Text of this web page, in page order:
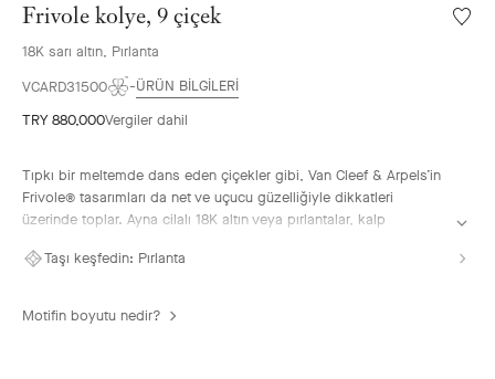
Frivole kolye, 9 çiçek
18K sarı altın, Pırlanta
İstek
VCARD31500
ÜRÜN BİLGİLERİ
TRY 880,000Vergiler dahil
Tıpkı bir meltemde dans eden çiçekler gibi, Van Cleef & Arpels’in
Frivole® tasarımları da net ve uçucu güzelliğiyle dikkatleri
üzerinde toplar. Ayna cilalı 18K altın veya pırlantalar, kalp
Taşı keşfedin: Pırlanta
Motifin boyutu nedir?